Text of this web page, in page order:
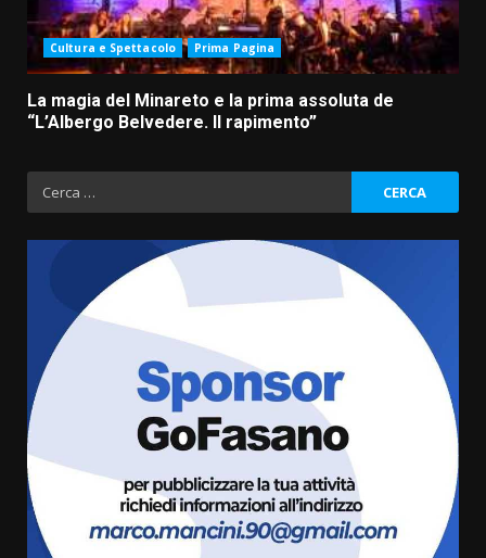
Cultura e Spettacolo Prima Pagina
La magia del Minareto e la prima assoluta de
“L’Albergo Belvedere. Il rapimento”
Ricerca
per:
La magia del Minareto e la prima
assoluta de “L’Albergo
Belvedere. Il rapimento”
6 Agosto 2026 06:15
Serie D, l’Us Fasano è escluso
dal campionato